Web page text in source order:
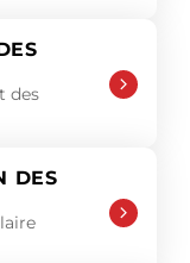
des
DES